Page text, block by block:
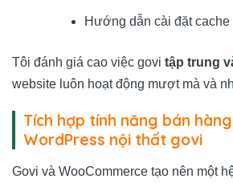
Hướng dẫn cài đặt cache
Tôi đánh giá cao việc govi tập trung
website luôn hoạt động mượt mà và
Tích hợp tính năng bán
WordPress nội thất govi
Govi và WooCommerce tạo nên một